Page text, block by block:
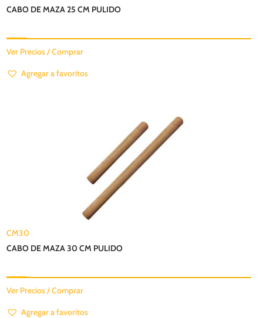
CABO DE MAZA 25 CM PULIDO
Ver Precios / Comprar
Agregar a favoritos
CM30
CABO DE MAZA 30 CM PULIDO
Ver Precios / Comprar
Agregar a favoritos